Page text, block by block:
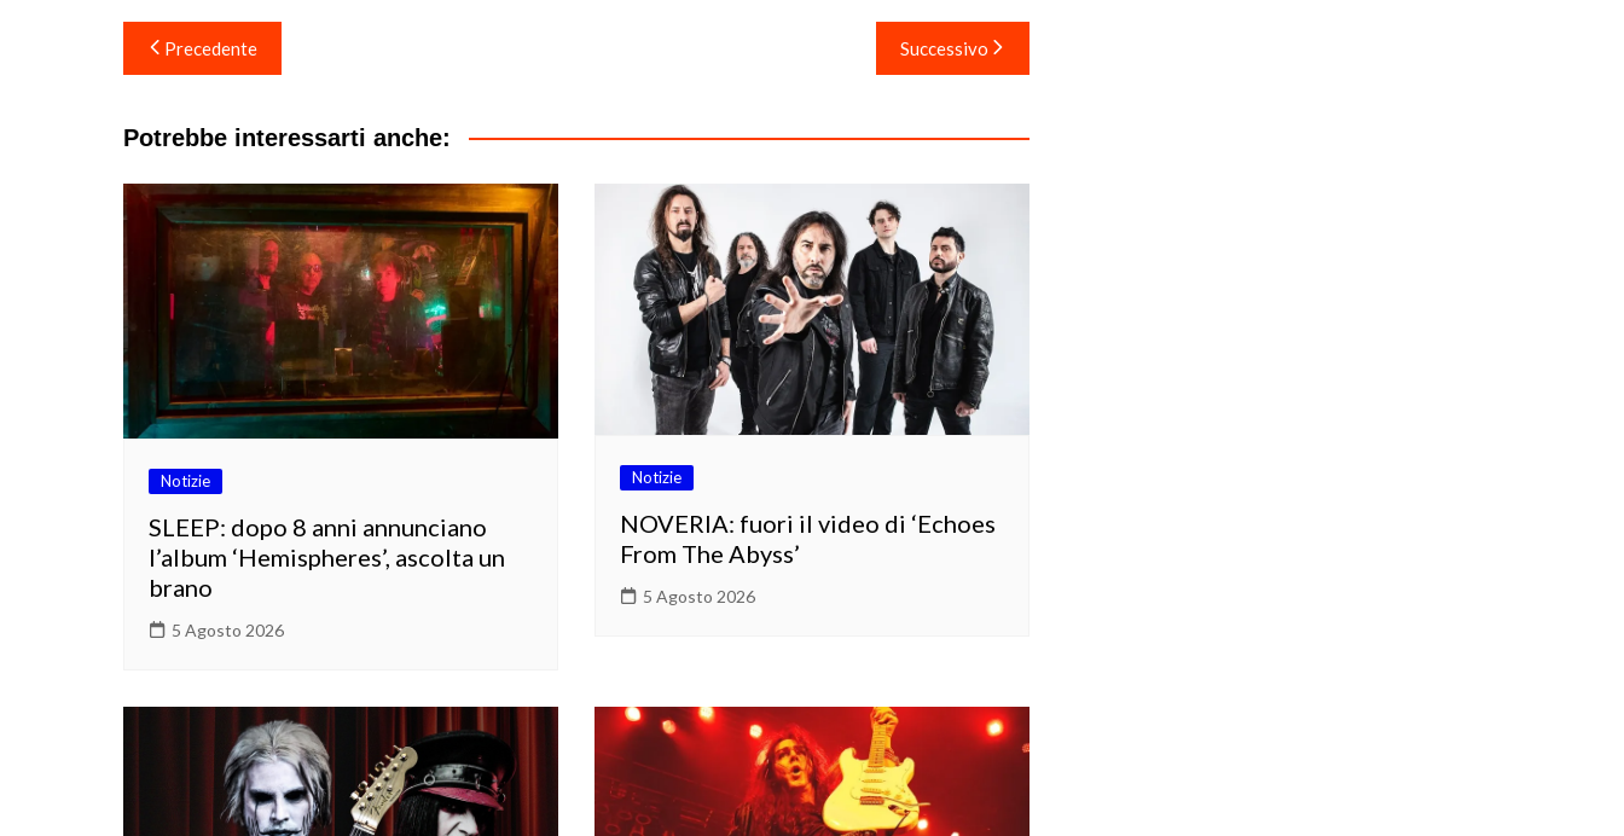
Navigazione
articoli
Precedente Successivo
Potrebbe interessarti anche:
Notizie
SLEEP: dopo 8 anni annunciano
l’album ‘Hemispheres’, ascolta un
brano
5 Agosto 2026
Notizie
NOVERIA: fuori il video di ‘Echoes
From The Abyss’
5 Agosto 2026